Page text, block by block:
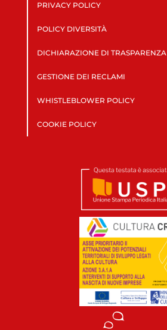
PRIVACY POLICY
POLICY DIVERSITÀ
DICHIARAZIONE DI TRASPARENZA
GESTIONE DEI RECLAMI
WHISTLEBLOWER POLICY
COOKIE POLICY